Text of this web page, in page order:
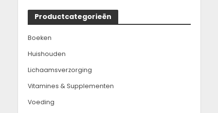
Productcategorieën
Boeken
Huishouden
Lichaamsverzorging
Vitamines & Supplementen
Voeding